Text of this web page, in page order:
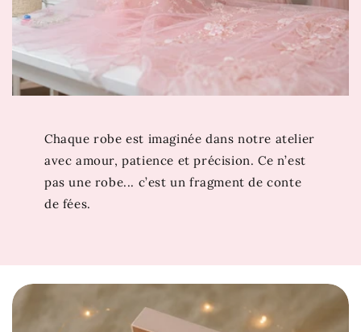
Ce modèle taille normal, sélectionnez votre taille
habituelle.
Guide des Tailles
Et si votre prochain coup de cœur se trouvait juste ici
collectionRobe Princesse Fille…
Chaque robe est imaginée dans notre atelier
avec amour, patience et précision. Ce n’est
pas une robe... c’est un fragment de conte
de fées.